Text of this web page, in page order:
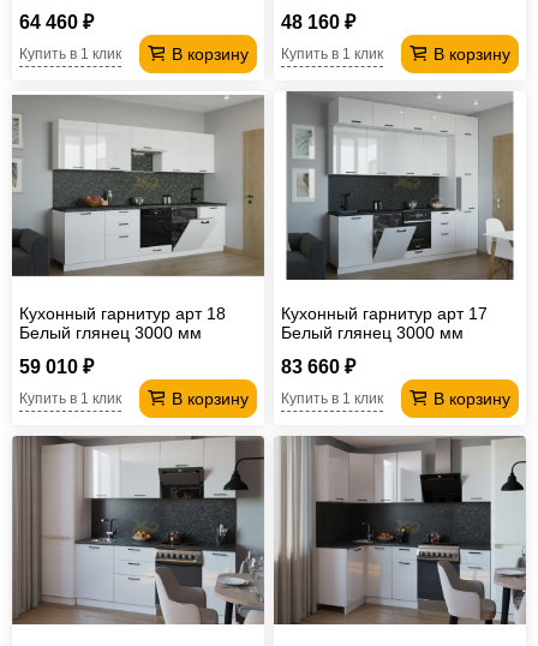
64 460 ₽
В корзину
Купить в 1 клик
48 160 ₽
В корзину
Купить в 1 клик
Кухонный гарнитур арт 18
Белый глянец 3000 мм
59 010 ₽
В корзину
Купить в 1 клик
Кухонный гарнитур арт 17
Белый глянец 3000 мм
83 660 ₽
В корзину
Купить в 1 клик